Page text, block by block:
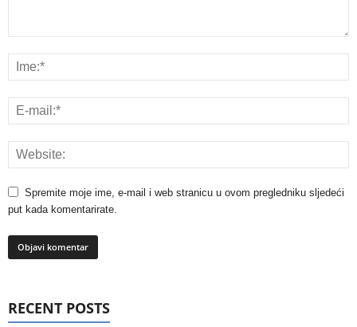
Spremite moje ime, e-mail i web stranicu u ovom pregledniku sljedeći
put kada komentarirate.
RECENT POSTS